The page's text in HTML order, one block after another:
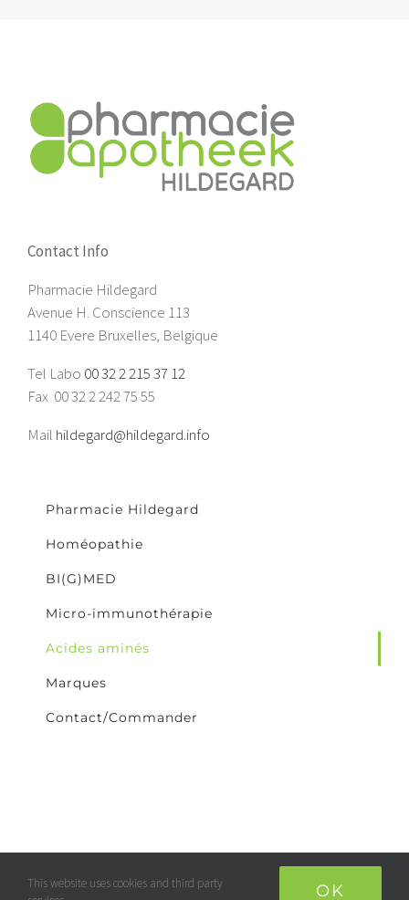
Contact Info
Pharmacie Hildegard
Avenue H. Conscience 113
1140 Evere Bruxelles, Belgique
Tel Labo 00 32 2 215 37 12
Fax 00 32 2 242 75 55
Mail hildegard@hildegard.info
Pharmacie Hildegard
Homéopathie
BI(G)MED
Micro-immunothérapie
Acides aminés
Marques
Contact/Commander
© Copyright 2018 -2026 | Pharmacie Hildegard | Tous droits
This website uses cookies and third party
OK